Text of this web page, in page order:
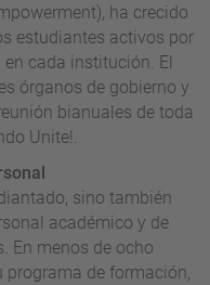
ha crecido
estudiantes activos por
cada institución. El
órganos de gobierno y
bianuales de toda
Unite!.
sino también
académico y de
En menos de ocho
de formación,